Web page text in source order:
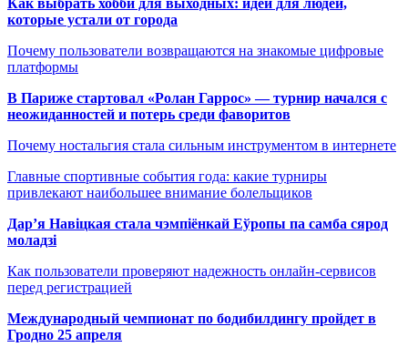
которые устали от города
Почему пользователи возвращаются на знакомые цифровые
платформы
В Париже стартовал «Ролан Гаррос» — турнир начался с
неожиданностей и потерь среди фаворитов
Почему ностальгия стала сильным инструментом в интернете
Главные спортивные события года: какие турниры
привлекают наибольшее внимание болельщиков
Дар’я Навіцкая стала чэмпіёнкай Еўропы па самба сярод
моладзі
Как пользователи проверяют надежность онлайн-сервисов
перед регистрацией
Международный чемпионат по бодибилдингу пройдет в
Гродно 25 апреля